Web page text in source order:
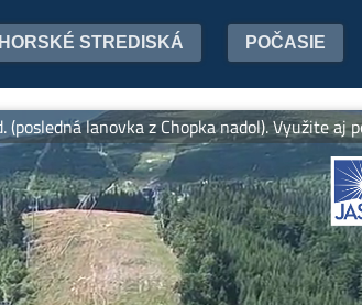
HORSKÉ STREDISKÁ POČASIE
z Chopka nadol). Využite aj počas